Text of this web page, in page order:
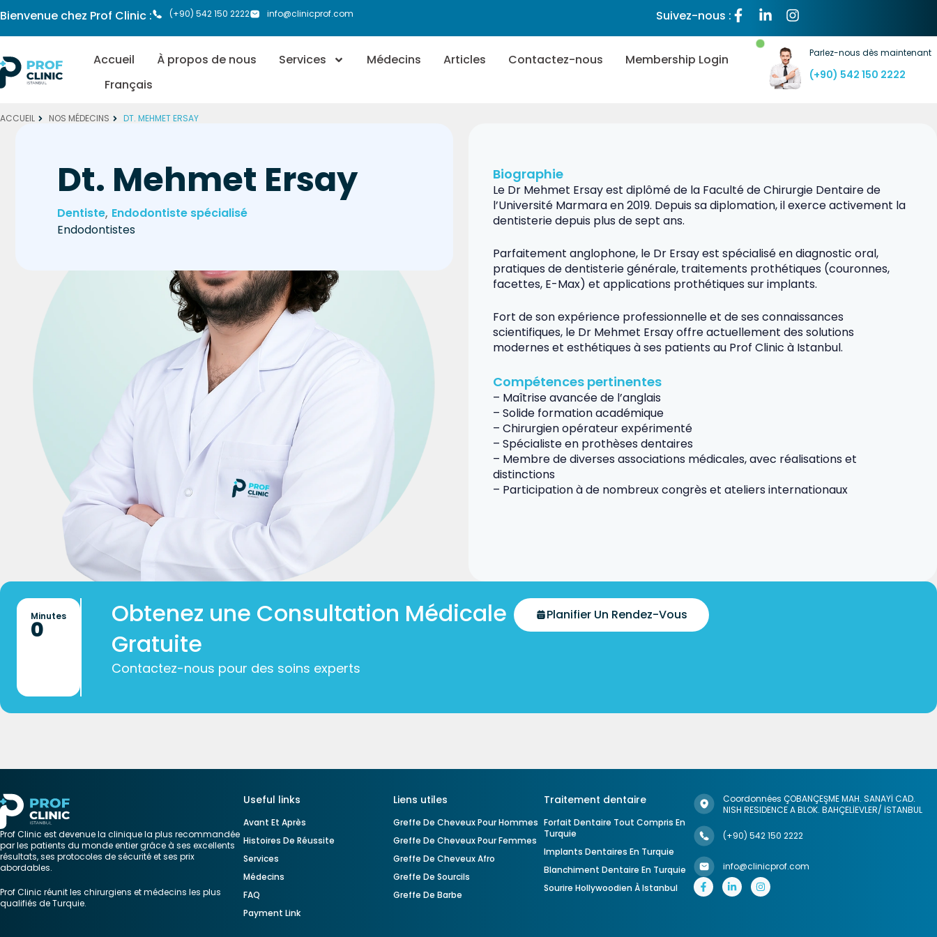
Bienvenue chez Prof Clinic : (+90) 542 150 2222 info@clinicprof.com Suivez-nous :
Accueil À propos de nous Services Médecins Articles Contactez-nous
Membership Login
Français
Parlez-nous dès maintenant
(+90) 542 150 2222
ACCUEIL NOS MÉDECINS DT. MEHMET ERSAY
Dt. Mehmet Ersay
Dentiste, Endodontiste spécialisé
Endodontistes
Biographie
Le Dr Mehmet Ersay est diplômé de la Faculté de Chirurgie Dentaire de
l’Université Marmara en 2019. Depuis sa diplomation, il exerce activement la
dentisterie depuis plus de sept ans.
Parfaitement anglophone, le Dr Ersay est spécialisé en diagnostic oral,
pratiques de dentisterie générale, traitements prothétiques (couronnes,
facettes, E-Max) et applications prothétiques sur implants.
Fort de son expérience professionnelle et de ses connaissances
scientifiques, le Dr Mehmet Ersay offre actuellement des solutions
modernes et esthétiques à ses patients au Prof Clinic à Istanbul.
Compétences pertinentes
– Maîtrise avancée de l’anglais
– Solide formation académique
– Chirurgien opérateur expérimenté
– Spécialiste en prothèses dentaires
– Membre de diverses associations médicales, avec réalisations et
distinctions
– Participation à de nombreux congrès et ateliers internationaux
Minutes
0
Obtenez une Consultation Médicale
Gratuite
Contactez-nous pour des soins experts
Planifier Un Rendez-Vous
Prof Clinic est devenue la clinique la plus recommandée
par les patients du monde entier grâce à ses excellents
résultats, ses protocoles de sécurité et ses prix
abordables.
Prof Clinic réunit les chirurgiens et médecins les plus
qualifiés de Turquie.
Useful links
Avant Et Après
Histoires De Réussite
Services
Médecins
FAQ
Payment Link
Liens utiles
Greffe De Cheveux Pour Hommes
Greffe De Cheveux Pour Femmes
Greffe De Cheveux Afro
Greffe De Sourcils
Greffe De Barbe
Traitement dentaire
Forfait Dentaire Tout Compris En
Turquie
Implants Dentaires En Turquie
Blanchiment Dentaire En Turquie
Sourire Hollywoodien À Istanbul
Coordonnées ÇOBANÇEŞME MAH. SANAYİ CAD.
NISH RESIDENCE A BLOK. BAHÇELİEVLER/ İSTANBUL
(+90) 542 150 2222
info@clinicprof.com